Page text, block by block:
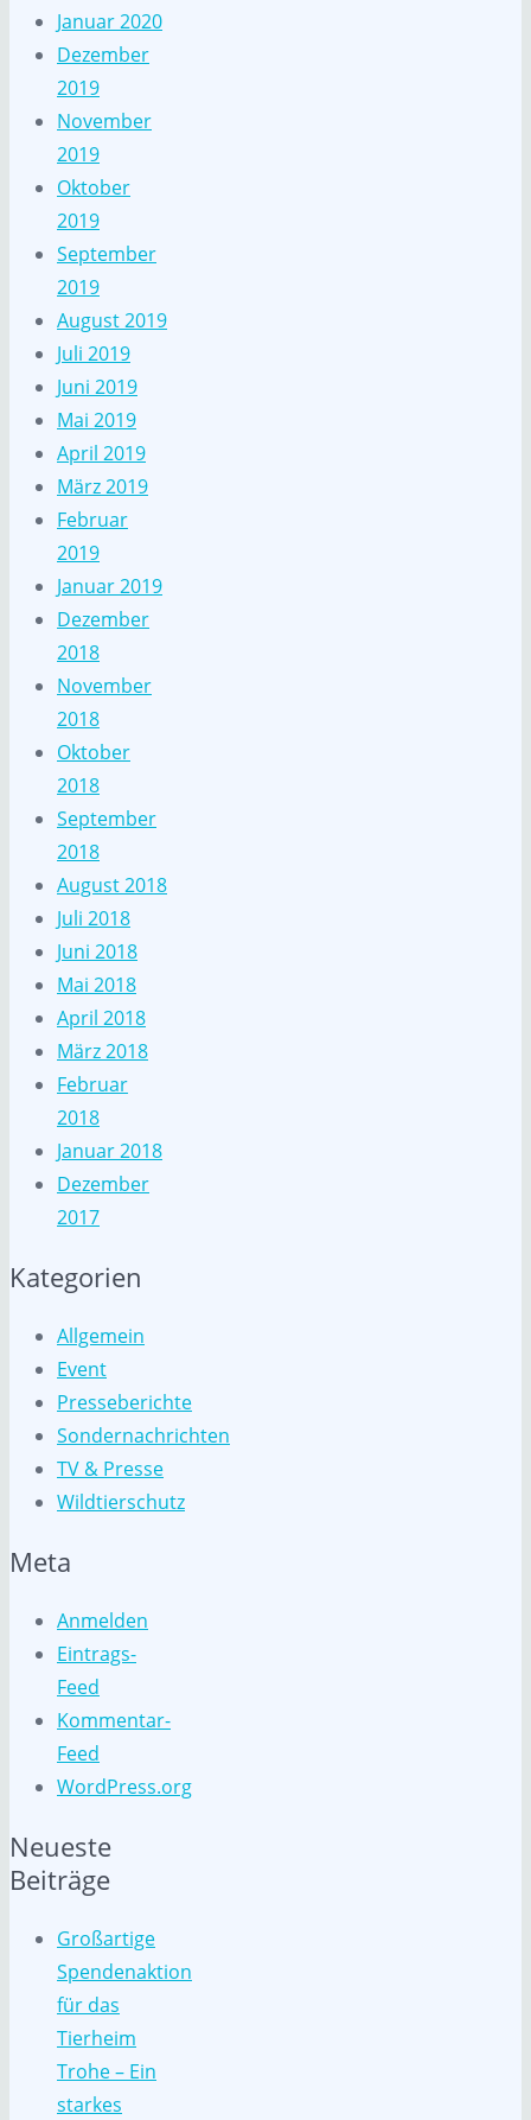
Januar 2020
Dezember
2019
November
2019
Oktober
2019
September
2019
August 2019
Juli 2019
Juni 2019
Mai 2019
April 2019
März 2019
Februar
2019
Januar 2019
Dezember
2018
November
2018
Oktober
2018
September
2018
August 2018
Juli 2018
Juni 2018
Mai 2018
April 2018
März 2018
Februar
2018
Januar 2018
Dezember
2017
Kategorien
Allgemein
Event
Presseberichte
Sondernachrichten
TV & Presse
Wildtierschutz
Meta
Anmelden
Eintrags-
Feed
Kommentar-
Feed
WordPress.org
Neueste
Beiträge
Großartige
Spendenaktion
für das
Tierheim
Trohe – Ein
starkes